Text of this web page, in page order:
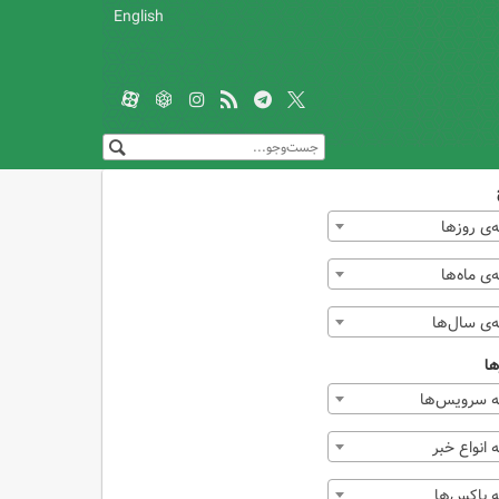
English
روزها
ماه‌ها
سال‌ها
سرویس‌ها
انواع خبر